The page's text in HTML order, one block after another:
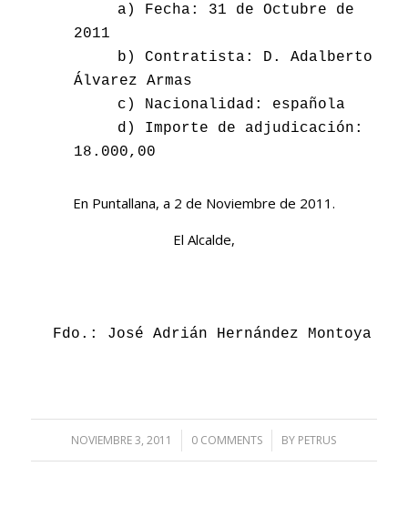
a) Fecha: 31 de Octubre de
2011
b) Contratista: D. Adalberto
Álvarez Armas
c) Nacionalidad: española
d) Importe de adjudicación:
18.000,00
En Puntallana, a 2 de Noviembre de 2011.
El Alcalde,
Fdo.: José Adrián Hernández Montoya
NOVIEMBRE 3, 2011
/ 0 COMMENTS
/ BY PETRUS